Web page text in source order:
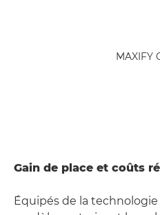
MAXIFY
Gain de place et coûts
Équipés de la technologie